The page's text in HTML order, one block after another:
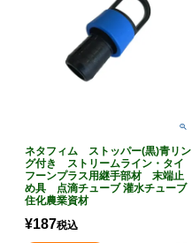
ネタフィム ストッパー(黒)青リン
グ付き ストリームライン・タイ
フーンプラス用継手部材 末端止
め具 点滴チューブ 灌水チューブ
住化農業資材
¥187税込